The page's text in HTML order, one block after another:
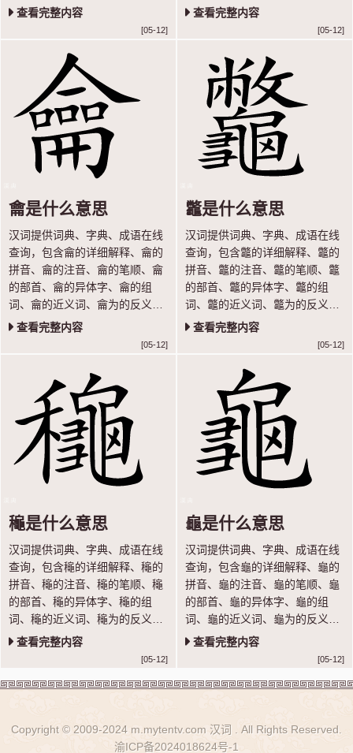
等内容，让你轻松学汉语。
查看完整内容
[05-12]
等内容，让你轻松学汉语。
查看完整内容
[05-12]
龠是什么意思
汉词提供词典、字典、成语在线
查询，包含龠的详细解释、龠的
拼音、龠的注音、龠的笔顺、龠
的部首、龠的异体字、龠的组
词、龠的近义词、龠为的反义词
等内容，让你轻松学汉语。
查看完整内容
[05-12]
龞是什么意思
汉词提供词典、字典、成语在线
查询，包含龞的详细解释、龞的
拼音、龞的注音、龞的笔顺、龞
的部首、龞的异体字、龞的组
词、龞的近义词、龞为的反义词
等内容，让你轻松学汉语。
查看完整内容
[05-12]
龝是什么意思
汉词提供词典、字典、成语在线
查询，包含龝的详细解释、龝的
拼音、龝的注音、龝的笔顺、龝
的部首、龝的异体字、龝的组
词、龝的近义词、龝为的反义词
等内容，让你轻松学汉语。
查看完整内容
[05-12]
龜是什么意思
汉词提供词典、字典、成语在线
查询，包含龜的详细解释、龜的
拼音、龜的注音、龜的笔顺、龜
的部首、龜的异体字、龜的组
词、龜的近义词、龜为的反义词
等内容，让你轻松学汉语。
查看完整内容
[05-12]
Copyright © 2009-2024 m.mytentv.com 汉词 . All Rights Reserved.
渝ICP备2024018624号-1